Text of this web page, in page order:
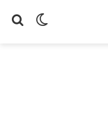
الوضع